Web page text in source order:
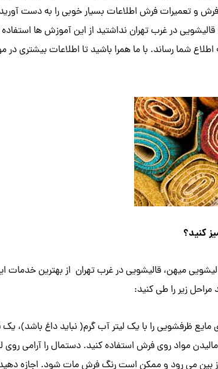
و تعمیرات فرش اطلاعات بسیار خوبی را به دست آورید
در غرب تهران نداشتید از این آموزش ها استفاده
شما رساند. با ما همرا باشید تا اطلاعات بیشتری در
کنید؟
میهن، قالیشویی در غرب تهران از بهترین خدمات
مراحل زیر را طی کنید:
1 قاشق چایخوری مایع ظرفشویی را با یک لیتر آب گرم( نباید داغ باشد)،
مواد روی فرش استفاده کنید. دستمال را آرامی روی